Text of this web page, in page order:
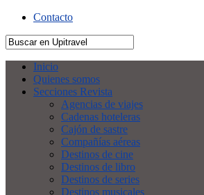
Contacto
Inicio
Quienes somos
Secciones Revista
Agencias de viajes
Cadenas hoteleras
Cajón de sastre
Compañías aéreas
Destinos de cine
Destinos de libro
Destinos de series
Destinos musicales